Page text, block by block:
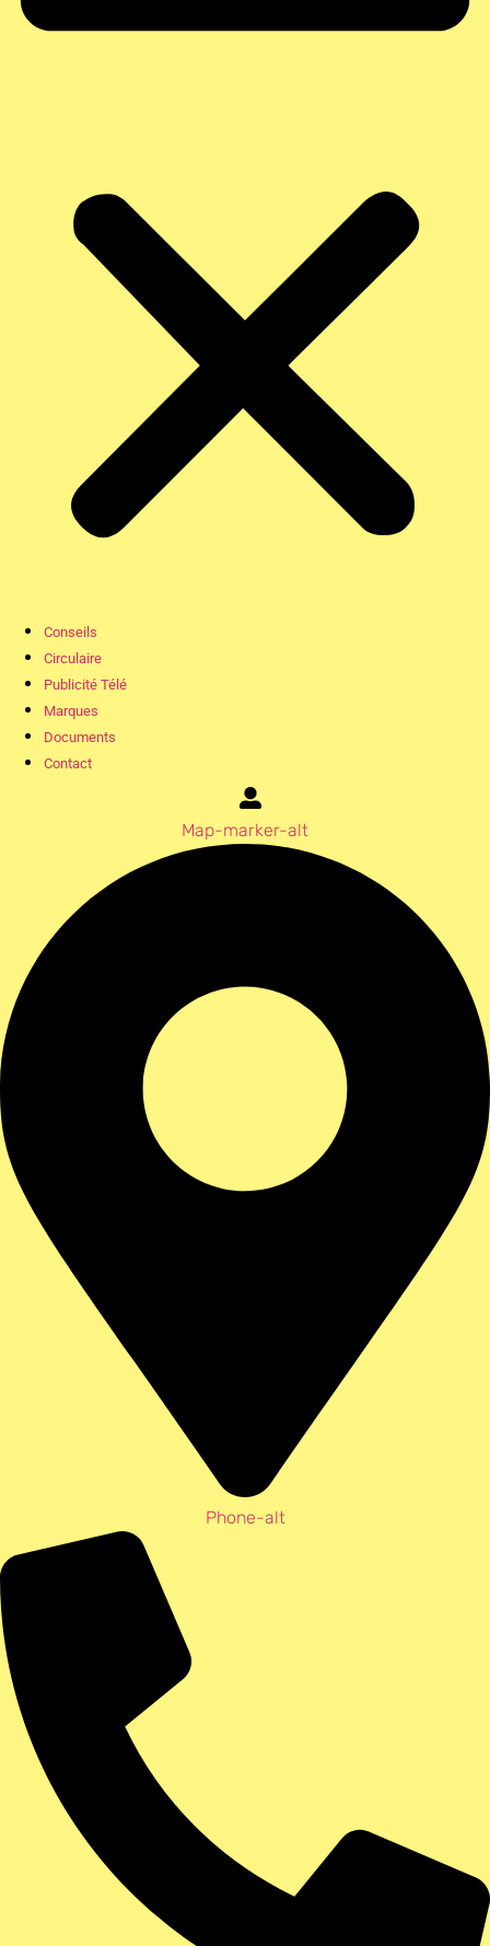
Conseils
Circulaire
Publicité Télé
Marques
Documents
Contact
Map-marker-alt
Phone-alt